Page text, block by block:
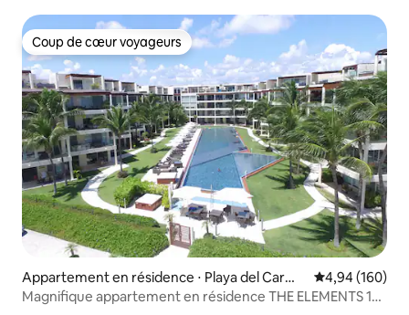
Coup de cœur voyageurs
Coup de cœur voyageurs
Appartement en résidence ⋅ Playa del Carme
n
Évaluation
4,94 (160)
Magnifique appartement en résidence THE ELEMENTS 103